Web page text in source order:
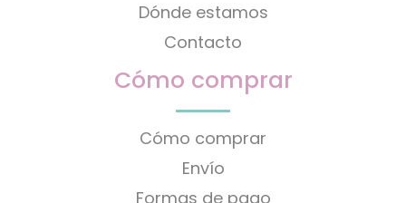
Dónde estamos
Contacto
Cómo comprar
Cómo comprar
Envío
Formas de pago